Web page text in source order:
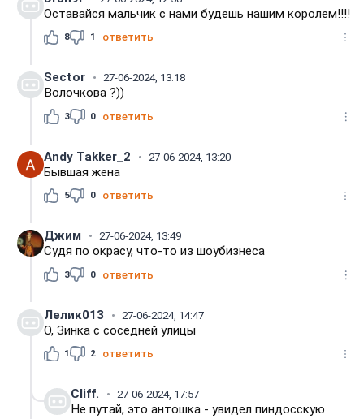
Оставайся мальчик с нами будешь нашим королем!!!!
8 1 ответить
Sector 27-06-2024, 13:18
Волочкова ?))
3 0 ответить
Andy Takker_2 27-06-2024, 13:20
Бывшая жена
5 0 ответить
Джим 27-06-2024, 13:49
Судя по окрасу, что-то из шоубизнеса
3 0 ответить
Лелик013 27-06-2024, 14:47
О, Зинка с соседней улицы
1 2 ответить
Cliff. 27-06-2024, 17:57
Не путай, это антошка - увидел пиндосскую